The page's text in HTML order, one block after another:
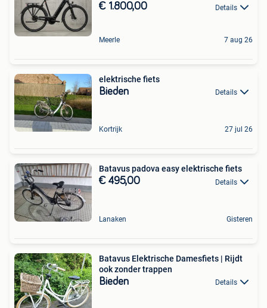
€ 1.800,00 Details
Meerle 7 aug 26
elektrische fiets
Bieden Details
Kortrijk 27 jul 26
Batavus padova easy elektrische fiets
€ 495,00 Details
Lanaken Gisteren
Batavus Elektrische Damesfiets | Rijdt
ook zonder trappen
Bieden Details